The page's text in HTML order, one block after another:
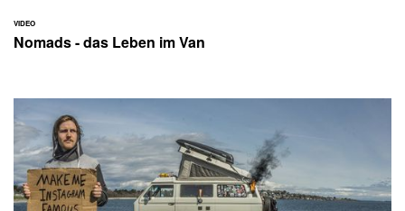
VIDEO
Nomads - das Leben im Van